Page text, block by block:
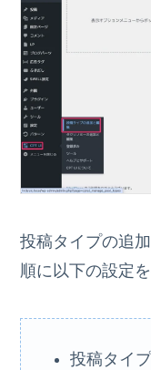
投稿タイプの追
順に以下の設定
投稿タイ